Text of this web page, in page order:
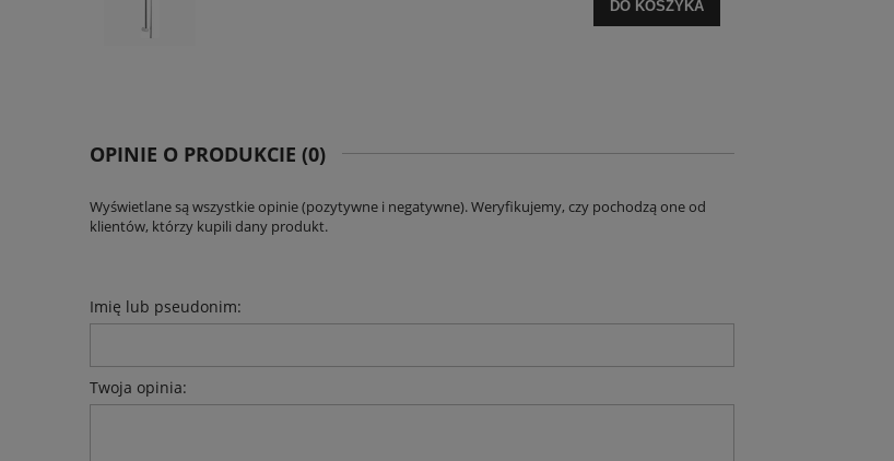
DO KOSZYKA
OPINIE O PRODUKCIE (0)
Wyświetlane są wszystkie opinie (pozytywne i negatywne). Weryfikujemy, czy pochodzą one od
klientów, którzy kupili dany produkt.
Imię lub pseudonim:
Twoja opinia: